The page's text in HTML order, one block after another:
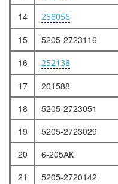
14
258056
15
5205-2723116
16
252138
17
201588
18
5205-2723051
19
5205-2723029
20
6-205АК
21
5205-2720142